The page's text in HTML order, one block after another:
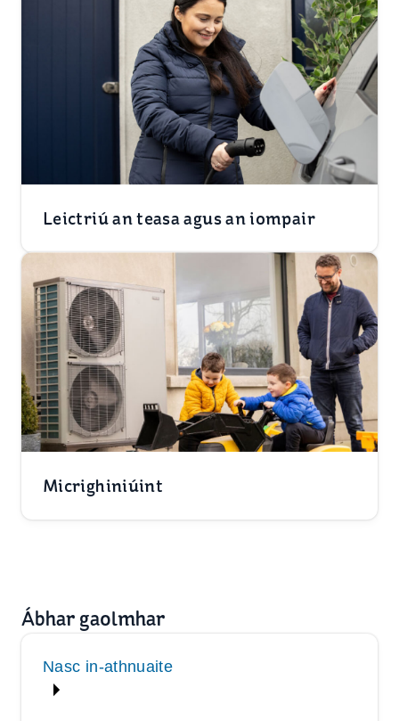
Leictriú an teasa agus an iompair
Micrighiniúint
Ábhar gaolmhar
Nasc in-athnuaite